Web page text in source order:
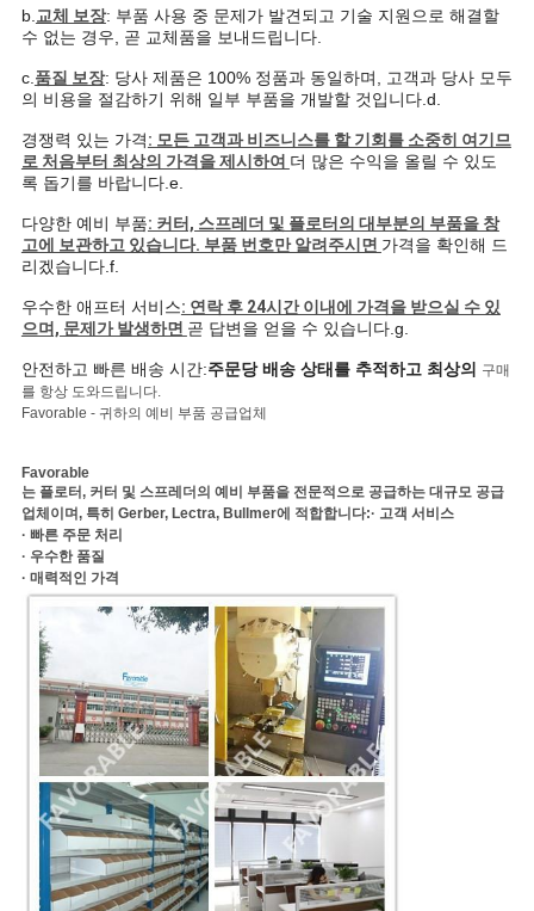
PRIVACY
POLICY
b. 교체 보장: 부품 사용 중 문제가 발견되고 기술 지원으로 해결할
수 없는 경우, 곧 교체품을 보내드립니다.
c. 품질 보장: 당사 제품은 100% 정품과 동일하며, 고객과 당사 모두
의 비용을 절감하기 위해 일부 부품을 개발할 것입니다. d.
경쟁력 있는 가격: 모든 고객과 비즈니스를 할 기회를 소중히 여기므
로 처음부터 최상의 가격을 제시하여 더 많은 수익을 올릴 수 있도
록 돕기를 바랍니다. e.
다양한 예비 부품: 커터, 스프레더 및 플로터의 대부분의 부품을 창
고에 보관하고 있습니다. 부품 번호만 알려주시면 가격을 확인해 드
리겠습니다. f.
우수한 애프터 서비스: 연락 후 24시간 이내에 가격을 받으실 수 있
으며, 문제가 발생하면 곧 답변을 얻을 수 있습니다. g.
안전하고 빠른 배송 시간:주문당 배송 상태를 추적하고 최상의 구매
를 항상 도와드립니다.
Favorable - 귀하의 예비 부품 공급업체
Favorable
는 플로터, 커터 및 스프레더의 예비 부품을 전문적으로 공급하는 대규모 공급
업체이며, 특히 Gerber, Lectra, Bullmer에 적합합니다:· 고객 서비스
· 빠른 주문 처리
· 우수한 품질
· 매력적인 가격